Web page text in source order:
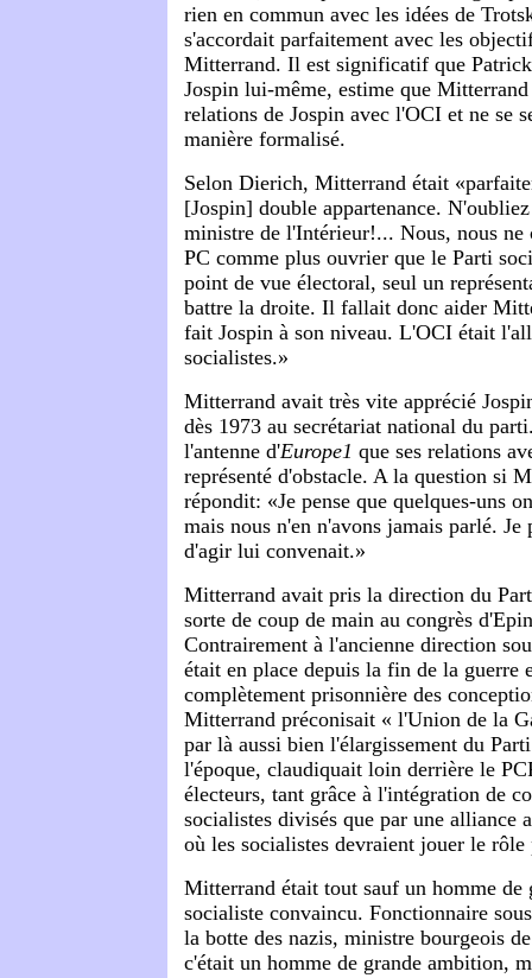
rien en commun avec les idées de
s'accordait parfaitement avec les
Mitterrand. Il est significatif que
Jospin lui-même, estime que
relations de Jospin avec l'OCI et ne se
manière formalisé.
Selon Dierich, Mitterrand était
[Jospin] double appartenance.
ministre de l'Intérieur!... Nous, nous ne
PC comme plus ouvrier que le Parti
point de vue électoral, seul un
battre la droite. Il fallait donc aider
fait Jospin à son niveau. L'OCI était
socialistes.»
Mitterrand avait très vite apprécié
dès 1973 au secrétariat national du
l'antenne d'Europe1 que ses relations
représenté d'obstacle. A la question si
répondit: «Je pense que quelques-uns
mais nous n'en n'avons jamais parlé. Je
d'agir lui convenait.»
Mitterrand avait pris la direction du
sorte de coup de main au congrès
Contrairement à l'ancienne direction
était en place depuis la fin de la guerre
complètement prisonnière des
Mitterrand préconisait « l'Union de la
par là aussi bien l'élargissement du
l'époque, claudiquait loin derrière le
électeurs, tant grâce à l'intégration de
socialistes divisés que par une alliance
où les socialistes devraient jouer le
Mitterrand était tout sauf un homme de
socialiste convaincu. Fonctionnaire
la botte des nazis, ministre bourgeois
c'était un homme de grande ambition,